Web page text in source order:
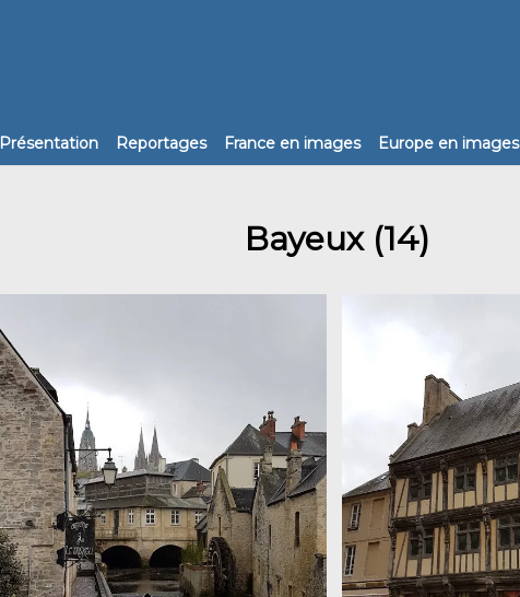
Présentation Reportages France en images Europe en images
Bayeux (14)